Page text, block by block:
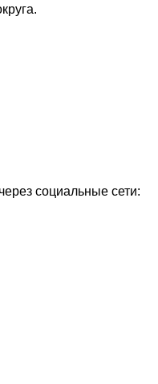
социальные сети: